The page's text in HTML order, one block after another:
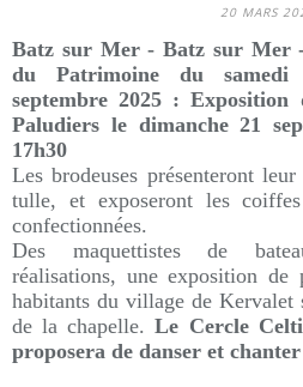
20 MARS
Batz sur Mer -Batz sur Mer
du Patrimoine du
septembre 2025 : Exposition
Paludiers le dimanche 21
17h30
Les brodeuses présenteront
tulle, et exposeront les
confectionnées.
Des maquettistes de
réalisations, une exposition de
habitants du village de Kervalet
de la chapelle.Le Cercle
proposera de danser et